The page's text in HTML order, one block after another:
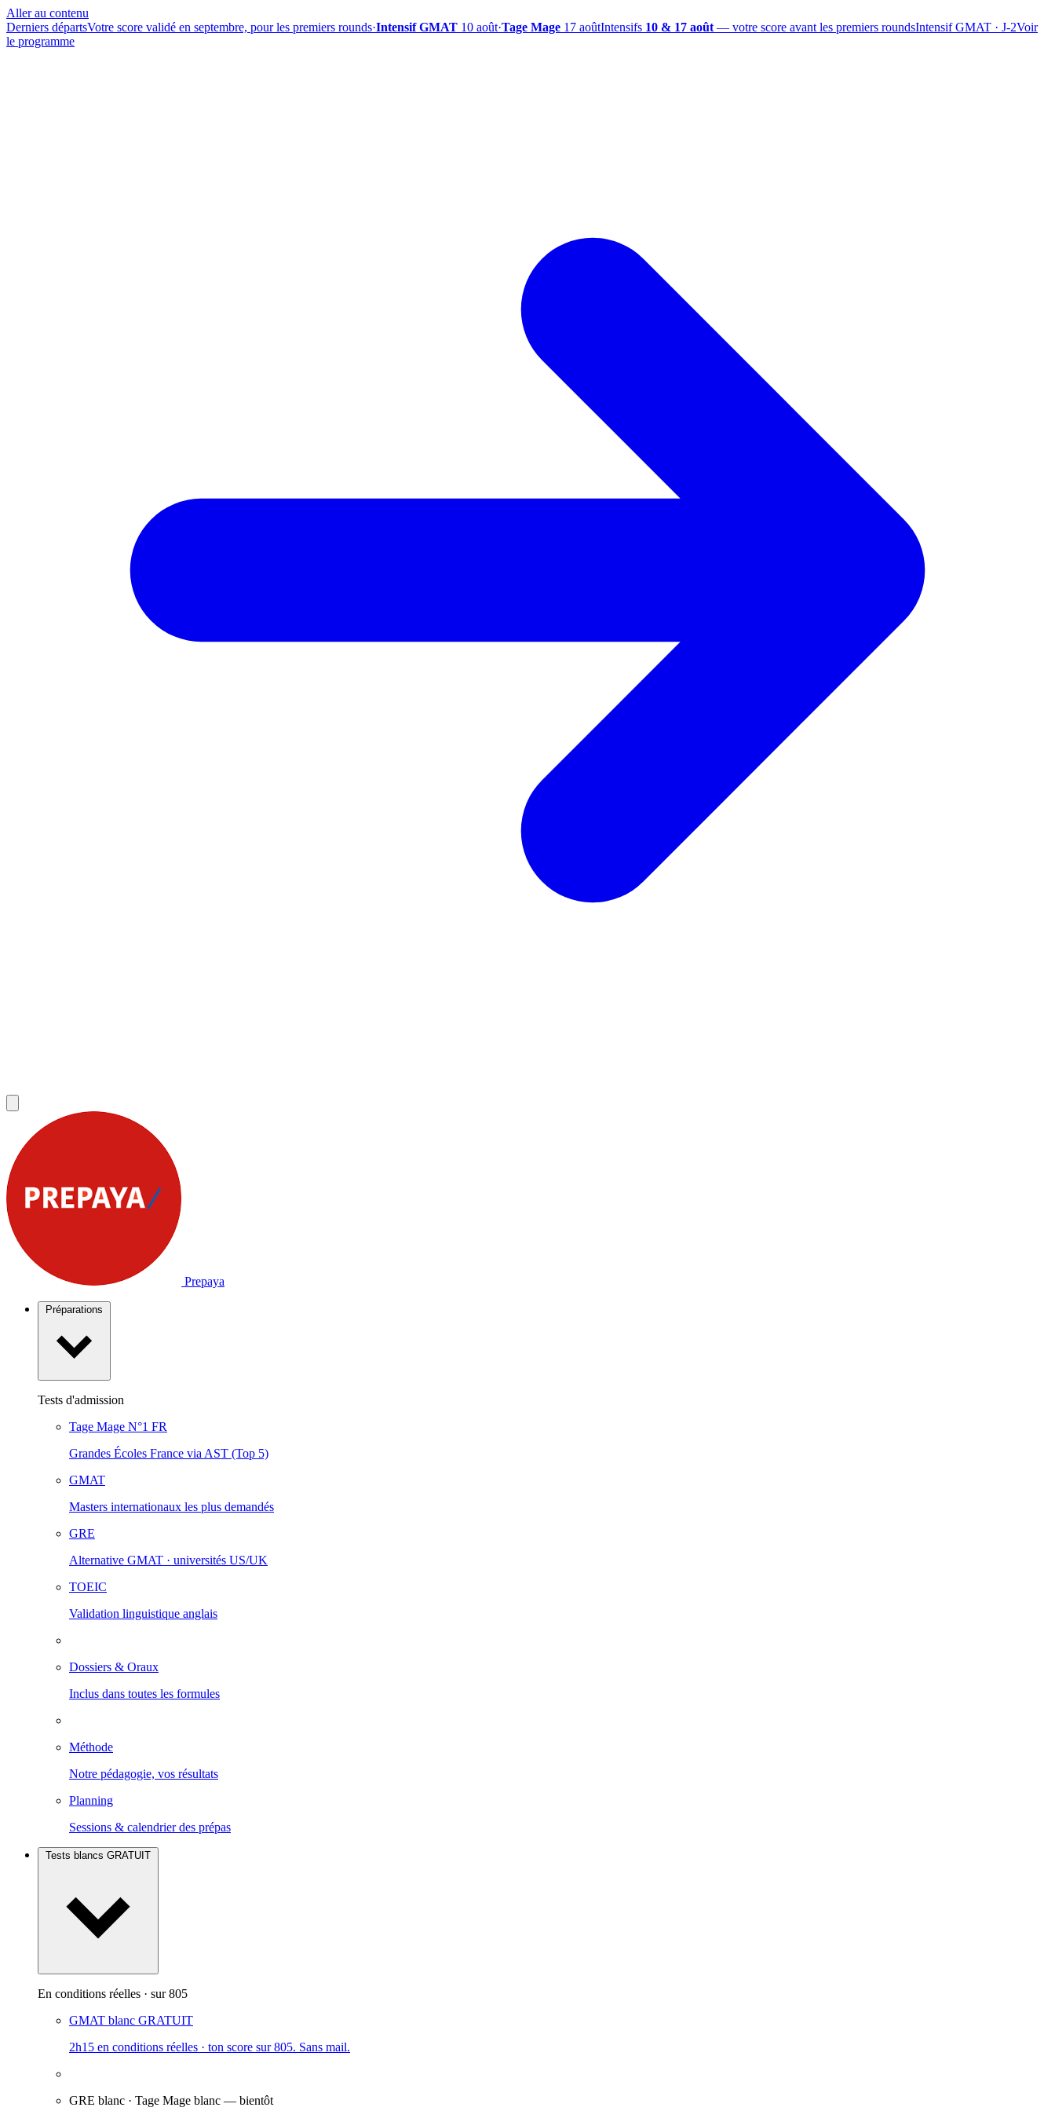
Aller au contenu
Derniers départsVotre score validé en septembre, pour les premiers rounds·Intensif GMAT 10 août·Tage Mage 17 aoûtIntensifs 10 & 17 août — votre score avant les premiers roundsIntensif GMAT · J-2Voir
le programme
Prepaya
Tests d'admission
Tage Mage N°1 FR
Grandes Écoles France via AST (Top 5)
GMAT
Masters internationaux les plus demandés
GRE
Alternative GMAT · universités US/UK
TOEIC
Validation linguistique anglais
Dossiers & Oraux
Inclus dans toutes les formules
Méthode
Notre pédagogie, vos résultats
Planning
Sessions & calendrier des prépas
Tests blancs GRATUIT
En conditions réelles · sur 805
GMAT blanc GRATUIT
2h15 en conditions réelles · ton score sur 805. Sans mail.
GRE blanc · Tage Mage blanc — bientôt